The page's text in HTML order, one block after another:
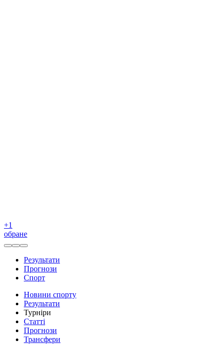
+1
обране
Результати
Прогнози
Спорт
Новини спорту
Результати
Турніри
Статті
Прогнози
Трансфери